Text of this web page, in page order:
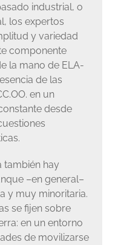
industrial, o
los expertos
y variedad
componente
la mano de ELA-
de las
en un
desde
también hay
–en general–
y muy minoritaria.
se fijen sobre
en un entorno
de movilizarse